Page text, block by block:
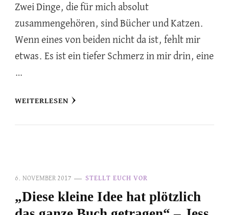
Zwei Dinge, die für mich absolut
zusammengehören, sind Bücher und Katzen.
Wenn eines von beiden nicht da ist, fehlt mir
etwas. Es ist ein tiefer Schmerz in mir drin, eine
…
WEITERLESEN
6. NOVEMBER 2017 STELLT EUCH VOR
„Diese kleine Idee hat plötzlich